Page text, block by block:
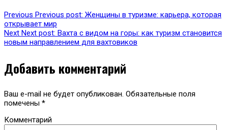
Previous Previous post: Женщины в туризме: карьера, которая
открывает мир
Next Next post: Вахта с видом на горы: как туризм становится
новым направлением для вахтовиков
Добавить комментарий
Ваш e-mail не будет опубликован. Обязательные поля
помечены *
Комментарий